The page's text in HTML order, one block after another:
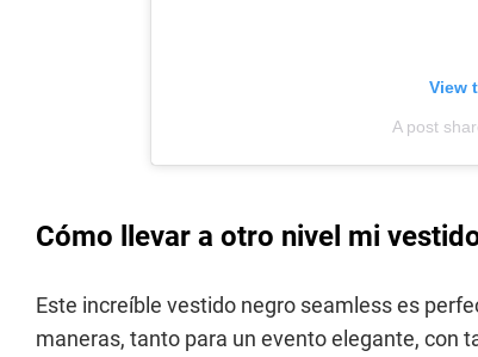
View
A post
Cómo llevar a otro nivel mi
Este increíble vestido negro seamless es
maneras, tanto para un evento elegante, con